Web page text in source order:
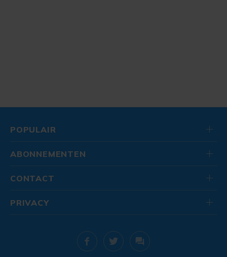
POPULAIR
ABONNEMENTEN
CONTACT
PRIVACY